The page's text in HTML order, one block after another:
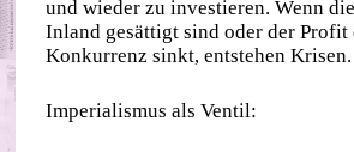
und wieder zu investieren. Wenn
Inland gesättigt sind oder der Profit
Konkurrenz sinkt, entstehen Krisen.
Imperialismus als Ventil: